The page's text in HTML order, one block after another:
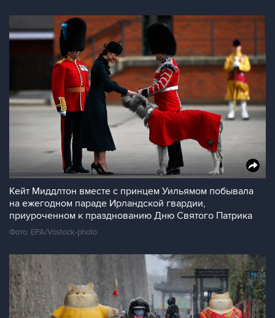
Кейт Миддлтон вместе с принцем Уильямом побывала
на ежегодном параде Ирландской гвардии,
приуроченном к празднованию Дню Святого Патрика
Фото: EPA/Vostock-photo